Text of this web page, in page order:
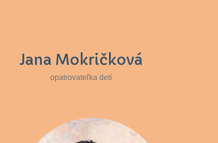
Jana Mokričková
opatrovateľka detí